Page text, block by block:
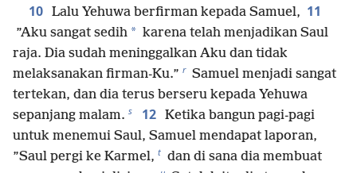
10 Lalu Yehuwa berfirman kepada Samuel, 11
”Aku sangat sedih * karena telah menjadikan Saul
raja. Dia sudah meninggalkan Aku dan tidak
melaksanakan firman-Ku.” r Samuel menjadi sangat
tertekan, dan dia terus berseru kepada Yehuwa
sepanjang malam. s 12 Ketika bangun pagi-pagi
untuk menemui Saul, Samuel mendapat laporan,
”Saul pergi ke Karmel, t dan di sana dia membuat